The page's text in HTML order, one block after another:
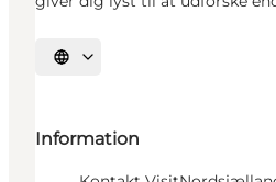
Vælg sprog
Information